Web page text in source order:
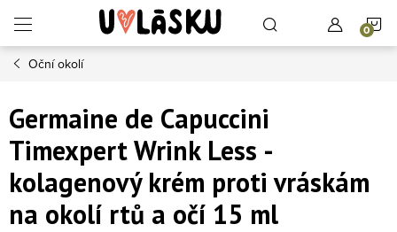
Oční okolí
Germaine de Capuccini
Timexpert Wrink Less -
kolagenový krém proti vráskám
na okolí rtů a očí 15 ml